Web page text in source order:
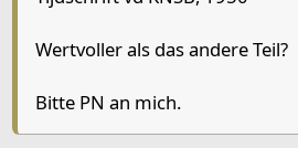
Chessboard as table
a b cd
7Bishop White
6
Queen White
Wertvoller als das andere Teil?
Bitte PN an mich.